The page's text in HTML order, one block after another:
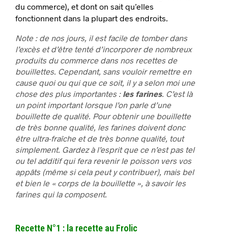
du commerce), et dont on sait qu’elles
fonctionnent dans la plupart des endroits.
Note : de nos jours, il est facile de tomber dans
l’excès et d’être tenté d’incorporer de nombreux
produits du commerce dans nos recettes de
bouillettes. Cependant, sans vouloir remettre en
cause quoi ou qui que ce soit, il y a selon moi une
chose des plus importantes : les farines. C’est là
un point important lorsque l’on parle d’une
bouillette de qualité. Pour obtenir une bouillette
de très bonne qualité, les farines doivent donc
être ultra-fraîche et de très bonne qualité, tout
simplement. Gardez à l’esprit que ce n’est pas tel
ou tel additif qui fera revenir le poisson vers vos
appâts (même si cela peut y contribuer), mais bel
et bien le « corps de la bouillette », à savoir les
farines qui la composent.
Recette N°1 : la recette au Frolic